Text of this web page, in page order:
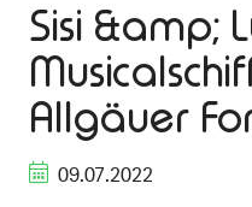
Sisi &amp;
Allgäuer
09.07.2022